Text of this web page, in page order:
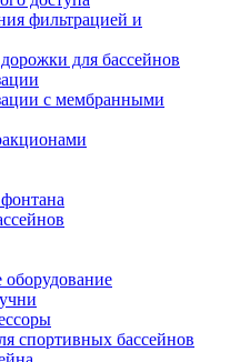
фильтрацией и
для бассейнов
с мембранными
спортивных бассейнов